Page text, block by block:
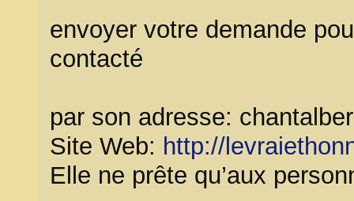
envoyer votre demande
contacté
par son adresse:
Site Web: http://
Elle ne prête qu’aux